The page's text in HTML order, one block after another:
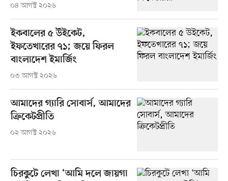
০৪ আগস্ট ২০২৬
ইকবালের ৫ উইকেট,
ইফতেখারের ৭১; জয়ে ফিরল
বাংলাদেশ ইমার্জিং
০৩ আগস্ট ২০২৬
আমাদের গ্যারি সোবার্স, আমাদের
ক্রিকেটপ্রীতি
০২ আগস্ট ২০২৬
চিরকুটে লেখা ‘আমি দলে জায়গা